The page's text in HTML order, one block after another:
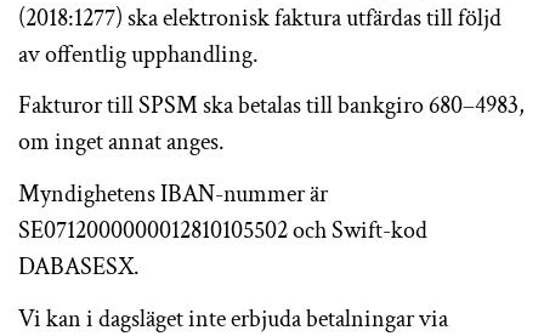
(2018:1277) ska elektronisk faktura utfärdas till följd
av offentlig upphandling.
Fakturor till SPSM ska betalas till bankgiro 680–4983,
om inget annat anges.
Myndighetens IBAN-nummer är
SE0712000000012810105502 och Swift-kod
DABASESX.
Vi kan i dagsläget inte erbjuda betalningar via